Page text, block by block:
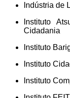
Indústria de
Instituto
Cidadania
Instituto
Instituto
Instituto